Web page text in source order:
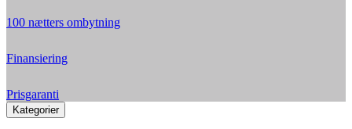
100 nætters ombytning
Finansiering
Prisgaranti
Kategorier